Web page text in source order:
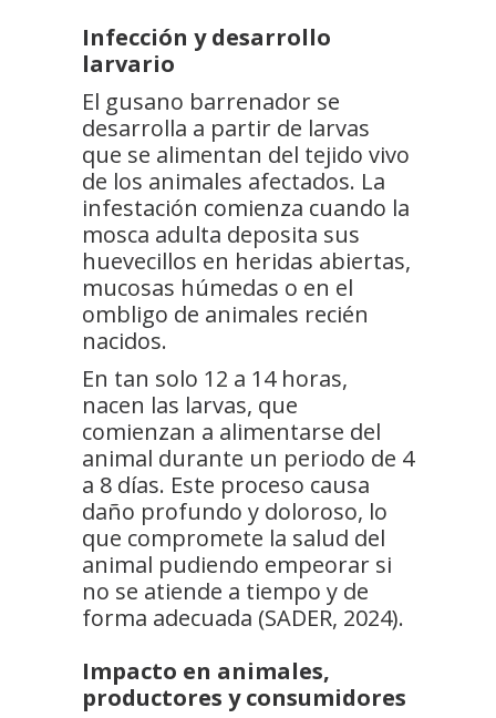
Infección y desarrollo
larvario
El gusano barrenador se
desarrolla a partir de larvas
que se alimentan del tejido vivo
de los animales afectados. La
infestación comienza cuando la
mosca adulta deposita sus
huevecillos en heridas abiertas,
mucosas húmedas o en el
ombligo de animales recién
nacidos.
En tan solo 12 a 14 horas,
nacen las larvas, que
comienzan a alimentarse del
animal durante un periodo de 4
a 8 días. Este proceso causa
daño profundo y doloroso, lo
que compromete la salud del
animal pudiendo empeorar si
no se atiende a tiempo y de
forma adecuada (SADER, 2024).
Impacto en animales,
productores y consumidores